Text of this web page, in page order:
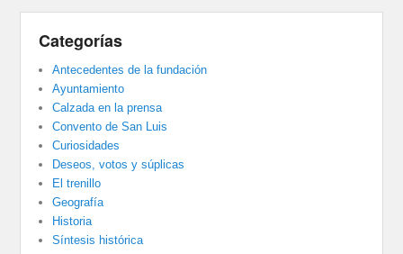
Categorías
Antecedentes de la fundación
Ayuntamiento
Calzada en la prensa
Convento de San Luis
Curiosidades
Deseos, votos y súplicas
El trenillo
Geografía
Historia
Síntesis histórica